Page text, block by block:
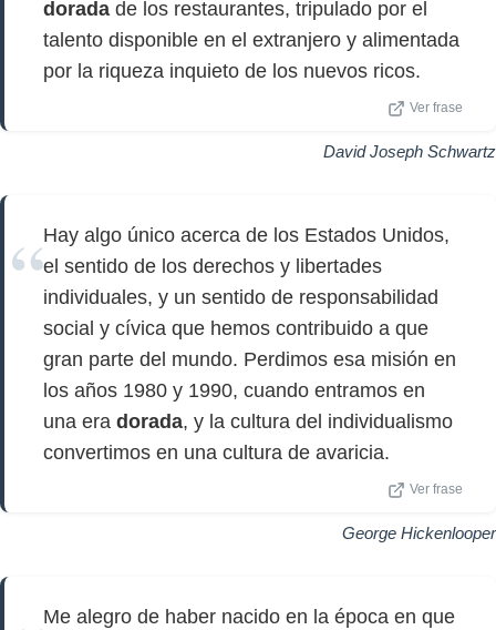
dorada de los restaurantes, tripulado por el
talento disponible en el extranjero y alimentada
por la riqueza inquieto de los nuevos ricos.
Ver frase
David Joseph Schwartz
Hay algo único acerca de los Estados Unidos,
el sentido de los derechos y libertades
individuales, y un sentido de responsabilidad
social y cívica que hemos contribuido a que
gran parte del mundo. Perdimos esa misión en
los años 1980 y 1990, cuando entramos en
una era dorada, y la cultura del individualismo
convertimos en una cultura de avaricia.
Ver frase
George Hickenlooper
Me alegro de haber nacido en la época en que